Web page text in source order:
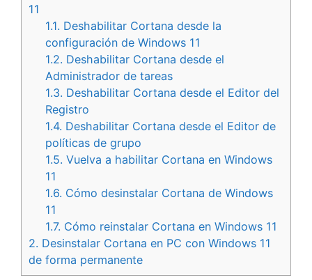
11
1.1. Deshabilitar Cortana desde la
configuración de Windows 11
1.2. Deshabilitar Cortana desde el
Administrador de tareas
1.3. Deshabilitar Cortana desde el Editor del
Registro
1.4. Deshabilitar Cortana desde el Editor de
políticas de grupo
1.5. Vuelva a habilitar Cortana en Windows
11
1.6. Cómo desinstalar Cortana de Windows
11
1.7. Cómo reinstalar Cortana en Windows 11
2. Desinstalar Cortana en PC con Windows 11
de forma permanente